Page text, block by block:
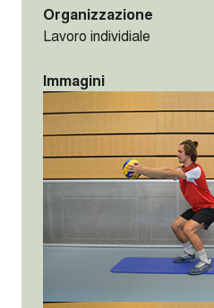
Organizzazione
Lavoro individiale
Immagini